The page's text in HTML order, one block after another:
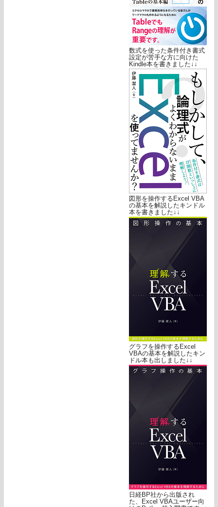
数式を使った条件付き書式
設定が苦手な方に向けた
Kindle本を書きました↓↓
図形を操作するExcel VBA
の基本を解説したキンドル
本を書きました↓↓
グラフを操作するExcel
VBAの基本を解説したキン
ドル本も出しました↓↓
日経BP社から出版され
た、Excel VBAユーザー向